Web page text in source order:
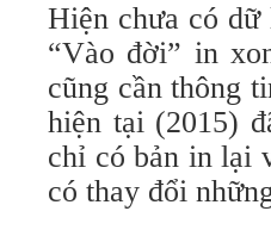
Hiện chưa có
“Vào đời” in
cũng cần thông
hiện tại (2015)
chỉ có bản in lại
có thay đổi